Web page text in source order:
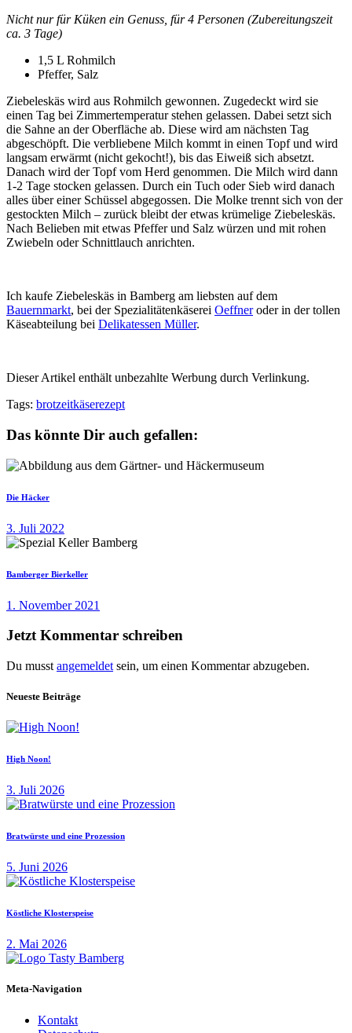
Nicht nur für Küken ein Genuss, für 4 Personen (Zubereitungszeit
ca. 3 Tage)
1,5 L Rohmilch
Pfeffer, Salz
Ziebeleskäs wird aus Rohmilch gewonnen. Zugedeckt wird sie
einen Tag bei Zimmertemperatur stehen gelassen. Dabei setzt sich
die Sahne an der Oberfläche ab. Diese wird am nächsten Tag
abgeschöpft. Die verbliebene Milch kommt in einen Topf und wird
langsam erwärmt (nicht gekocht!), bis das Eiweiß sich absetzt.
Danach wird der Topf vom Herd genommen. Die Milch wird dann
1-2 Tage stocken gelassen. Durch ein Tuch oder Sieb wird danach
alles über einer Schüssel abgegossen. Die Molke trennt sich von der
gestockten Milch – zurück bleibt der etwas krümelige Ziebeleskäs.
Nach Belieben mit etwas Pfeffer und Salz würzen und mit rohen
Zwiebeln oder Schnittlauch anrichten.
Ich kaufe Ziebeleskäs in Bamberg am liebsten auf dem
Bauernmarkt, bei der Spezialitätenkäserei Oeffneroder in der tollen
Käseabteilung bei Delikatessen Müller.
Dieser Artikel enthält unbezahlte Werbung durch Verlinkung.
Tags: brotzeitkäserezept
Das könnte Dir auch gefallen:
Die Häcker
3. Juli 2022
Bamberger Bierkeller
1. November 2021
Jetzt Kommentar schreiben
Du musst angemeldet sein, um einen Kommentar abzugeben.
Neueste Beiträge
High Noon!
3. Juli 2026
Bratwürste und eine Prozession
5. Juni 2026
Köstliche Klosterspeise
2. Mai 2026
Meta-Navigation
Kontakt